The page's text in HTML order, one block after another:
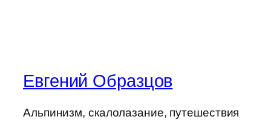
Евгений Образцов
Альпинизм, скалолазание, путешествия